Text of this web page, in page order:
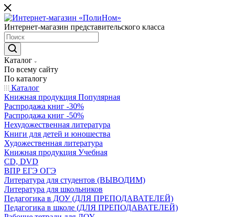
Интернет-магазин представительского класса
Каталог
По всему сайту
По каталогу
Каталог
Книжная продукция Популярная
Распродажа книг -30%
Распродажа книг -50%
Нехудожественная литература
Книги для детей и юношества
Художественная литература
Книжная продукция Учебная
CD, DVD
ВПР ЕГЭ ОГЭ
Литература для студентов (ВЫВОДИМ)
Литература для школьников
Педагогика в ДОУ (ДЛЯ ПРЕПОДАВАТЕЛЕЙ)
Педагогика в школе (ДЛЯ ПРЕПОДАВАТЕЛЕЙ)